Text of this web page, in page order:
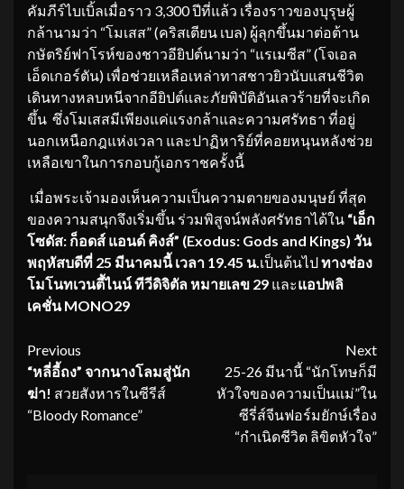
คัมภีร์ไบเบิ้ลเมื่อราว 3,300 ปีที่แล้ว เรื่องราวของบุรุษผู้
กล้านามว่า “โมเสส” (คริสเตียน เบล) ผู้ลุกขึ้นมาต่อต้าน
กษัตริย์ฟาโรห์ของชาวอียิปต์นามว่า “แรเมซีส” (โจเอล
เอ็ดเกอร์ตัน) เพื่อช่วยเหลือเหล่าทาสชาวยิวนับแสนชีวิต
เดินทางหลบหนีจากอียิปต์และภัยพิบัติอันเลวร้ายที่จะเกิด
ขึ้น ซึ่งโมเสสมีเพียงแค่แรงกล้าและความศรัทธา ที่อยู่
นอกเหนือกฎแห่งเวลา และปาฏิหาริย์ที่คอยหนุนหลังช่วย
เหลือเขาในการกอบกู้เอกราชครั้งนี้
เมื่อพระเจ้ามองเห็นความเป็นความตายของมนุษย์ ที่สุด
ของความสนุกจึงเริ่มขึ้น ร่วมพิสูจน์พลังศรัทธาได้ใน “เอ็ก
โซดัส: ก็อดส์ แอนด์ คิงส์” (Exodus: Gods and Kings) วัน
พฤหัสบดีที่ 25 มีนาคมนี้ เวลา 19.45 น. เป็นต้นไปทางช่อง
โมโนทเวนตี้ไนน์ ทีวีดิจิตัล หมายเลข 29 และแอปพลิ
เคชั่นMONO29
Continue
Reading
Previous
“หลี่อี้ถง” จากนางโลมสู่นัก
ฆ่า! สวยสังหารในซีรีส์
“Bloody Romance”
Next
25-26 มีนานี้ “นักโทษก็มี
หัวใจของความเป็นแม่”ใน
ซีรี่ส์จีนฟอร์มยักษ์เรื่อง
“กำเนิดชีวิต ลิขิตหัวใจ”